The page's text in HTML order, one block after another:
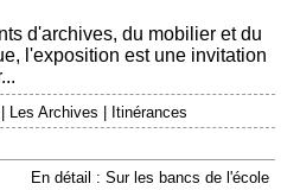
d'archives, du mobilier et du
l'exposition est une invitation
Les Archives
Itinérances
En détail : Sur les bancs de l'école